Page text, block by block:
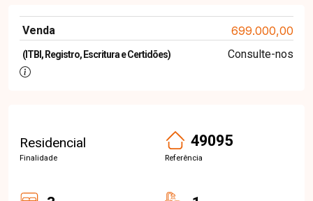
Venda 699.000,00
(ITBI, Registro, Escritura e Certidões) Consulte-nos
Residencial
Finalidade
49095
Referência